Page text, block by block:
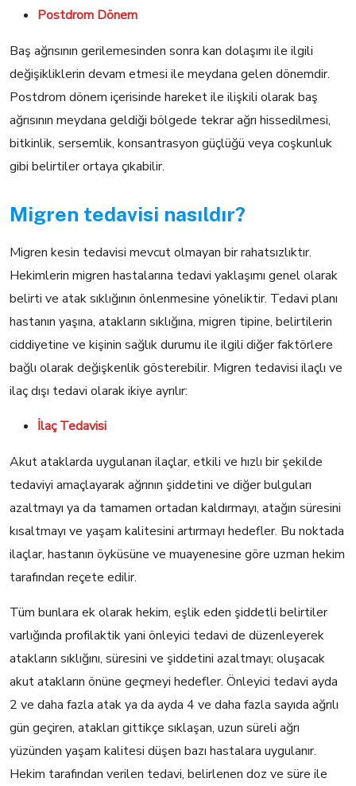
Postdrom Dönem
Baş ağrısının gerilemesinden sonra kan dolaşımı ile ilgili
değişikliklerin devam etmesi ile meydana gelen dönemdir.
Postdrom dönem içerisinde hareket ile ilişkili olarak baş
ağrısının meydana geldiği bölgede tekrar ağrı hissedilmesi,
bitkinlik, sersemlik, konsantrasyon güçlüğü veya coşkunluk
gibi belirtiler ortaya çıkabilir.
Migren tedavisi nasıldır?
Migren kesin tedavisi mevcut olmayan bir rahatsızlıktır.
Hekimlerin migren hastalarına tedavi yaklaşımı genel olarak
belirti ve atak sıklığının önlenmesine yöneliktir. Tedavi planı
hastanın yaşına, atakların sıklığına, migren tipine, belirtilerin
ciddiyetine ve kişinin sağlık durumu ile ilgili diğer faktörlere
bağlı olarak değişkenlik gösterebilir. Migren tedavisi ilaçlı ve
ilaç dışı tedavi olarak ikiye ayrılır:
İlaç Tedavisi
Akut ataklarda uygulanan ilaçlar, etkili ve hızlı bir şekilde
tedaviyi amaçlayarak ağrının şiddetini ve diğer bulguları
azaltmayı ya da tamamen ortadan kaldırmayı, atağın süresini
kısaltmayı ve yaşam kalitesini artırmayı hedefler. Bu noktada
ilaçlar, hastanın öyküsüne ve muayenesine göre uzman hekim
tarafından reçete edilir.
Tüm bunlara ek olarak hekim, eşlik eden şiddetli belirtiler
varlığında profilaktik yani önleyici tedavi de düzenleyerek
atakların sıklığını, süresini ve şiddetini azaltmayı; oluşacak
akut atakların önüne geçmeyi hedefler. Önleyici tedavi ayda
2 ve daha fazla atak ya da ayda 4 ve daha fazla sayıda ağrılı
gün geçiren, atakları gittikçe sıklaşan, uzun süreli ağrı
yüzünden yaşam kalitesi düşen bazı hastalara uygulanır.
Hekim tarafından verilen tedavi, belirlenen doz ve süre ile